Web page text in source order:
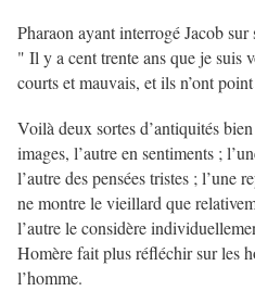
Pharaon ayant interrogé Jacob
" Il y a cent trente ans que je suis
courts et mauvais, et ils n’ont
Voilà deux sortes d’antiquités
images, l’autre en sentiments ;
l’autre des pensées tristes ; l’une
ne montre le vieillard que
l’autre le considère
Homère fait plus réfléchir sur les
l’homme.